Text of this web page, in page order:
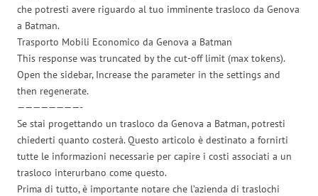
che potresti avere riguardo al tuo imminente trasloco da Genova
a Batman.
Trasporto Mobili Economico da Genova a Batman
This response was truncated by the cut-off limit (max tokens).
Open the sidebar, Increase the parameter in the settings and
then regenerate.
————————-
Se stai progettando un trasloco da Genova a Batman, potresti
chiederti quanto costerà. Questo articolo è destinato a fornirti
tutte le informazioni necessarie per capire i costi associati a un
trasloco interurbano come questo.
Prima di tutto, è importante notare che l’azienda di traslochi